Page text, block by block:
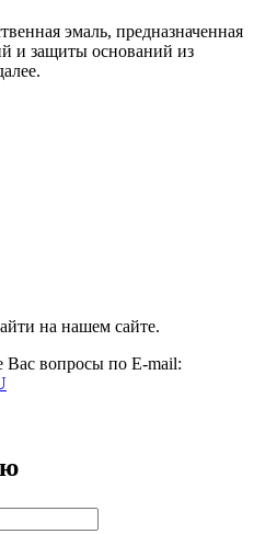
эмаль, предназначенная
и защиты оснований из
на нашем сайте.
вопросы по E-mail: